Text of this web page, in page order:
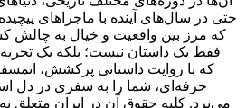
حتی در سال‌های آینده با ماجراهای
که مرز بین واقعیت و خیال به
فقط یک داستان نیست؛ بلکه یک
که با روایت داستانی پرکشش،
حرفه‌ای، شما را به سفری در دل
می‌برد. کلیه حقوق آن در ایران